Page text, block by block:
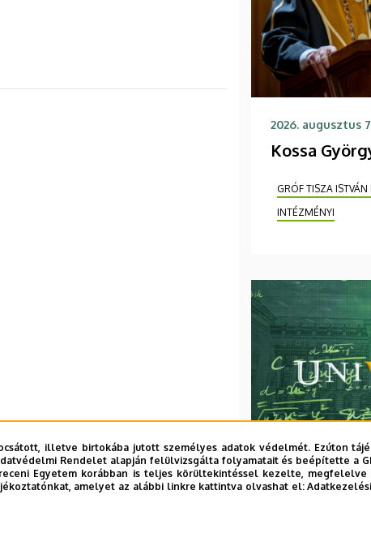
2026. augusztus
Kossa
GRÓF TISZA
INTÉZMÉNYI
illetve birtokába jutott személyes adatok védelmét. Ezúton
Rendelet alapján felülvizsgálta folyamatait és beépítette a
Egyetem korábban is teljes körültekintéssel kezelte,
amelyet az alábbi linkre kattintva olvashat el: